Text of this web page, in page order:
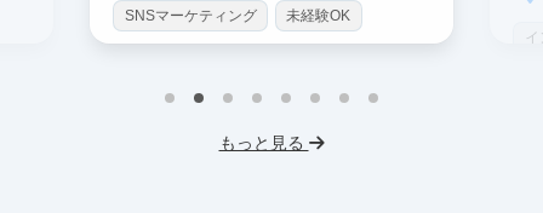
SNSマーケティング 未経験OK
交通費支給
もっと見る